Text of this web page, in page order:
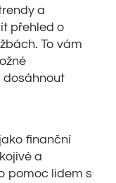
a
přehled o
To vám
dosáhnout
finanční
a
pomoc lidem s